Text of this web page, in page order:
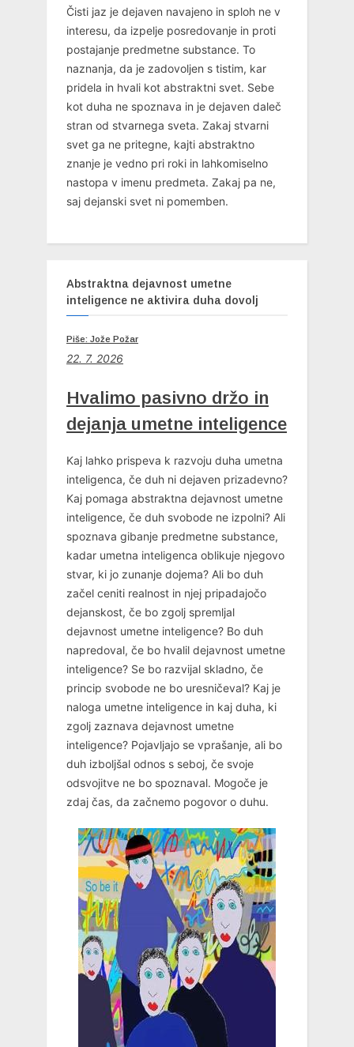
Čisti jaz je dejaven navajeno in sploh ne v
interesu, da izpelje posredovanje in proti
postajanje predmetne substance. To
naznanja, da je zadovoljen s tistim, kar
pridela in hvali kot abstraktni svet. Sebe
kot duha ne spoznava in je dejaven daleč
stran od stvarnega sveta. Zakaj stvarni
svet ga ne pritegne, kajti abstraktno
znanje je vedno pri roki in lahkomiselno
nastopa v imenu predmeta. Zakaj pa ne,
saj dejanski svet ni pomemben.
Abstraktna dejavnost umetne
inteligence ne aktivira duha dovolj
Piše: Jože Požar
22. 7. 2026
Hvalimo pasivno držo in
dejanja umetne inteligence
Kaj lahko prispeva k razvoju duha umetna
inteligenca, če duh ni dejaven prizadevno?
Kaj pomaga abstraktna dejavnost umetne
inteligence, če duh svobode ne izpolni? Ali
spoznava gibanje predmetne substance,
kadar umetna inteligenca oblikuje njegovo
stvar, ki jo zunanje dojema? Ali bo duh
začel ceniti realnost in njej pripadajočo
dejanskost, če bo zgolj spremljal
dejavnost umetne inteligence? Bo duh
napredoval, če bo hvalil dejavnost umetne
inteligence? Se bo razvijal skladno, če
princip svobode ne bo uresničeval? Kaj je
naloga umetne inteligence in kaj duha, ki
zgolj zaznava dejavnost umetne
inteligence? Pojavljajo se vprašanje, ali bo
duh izboljšal odnos s seboj, če svoje
odsvojitve ne bo spoznaval. Mogoče je
zdaj čas, da začnemo pogovor o duhu.